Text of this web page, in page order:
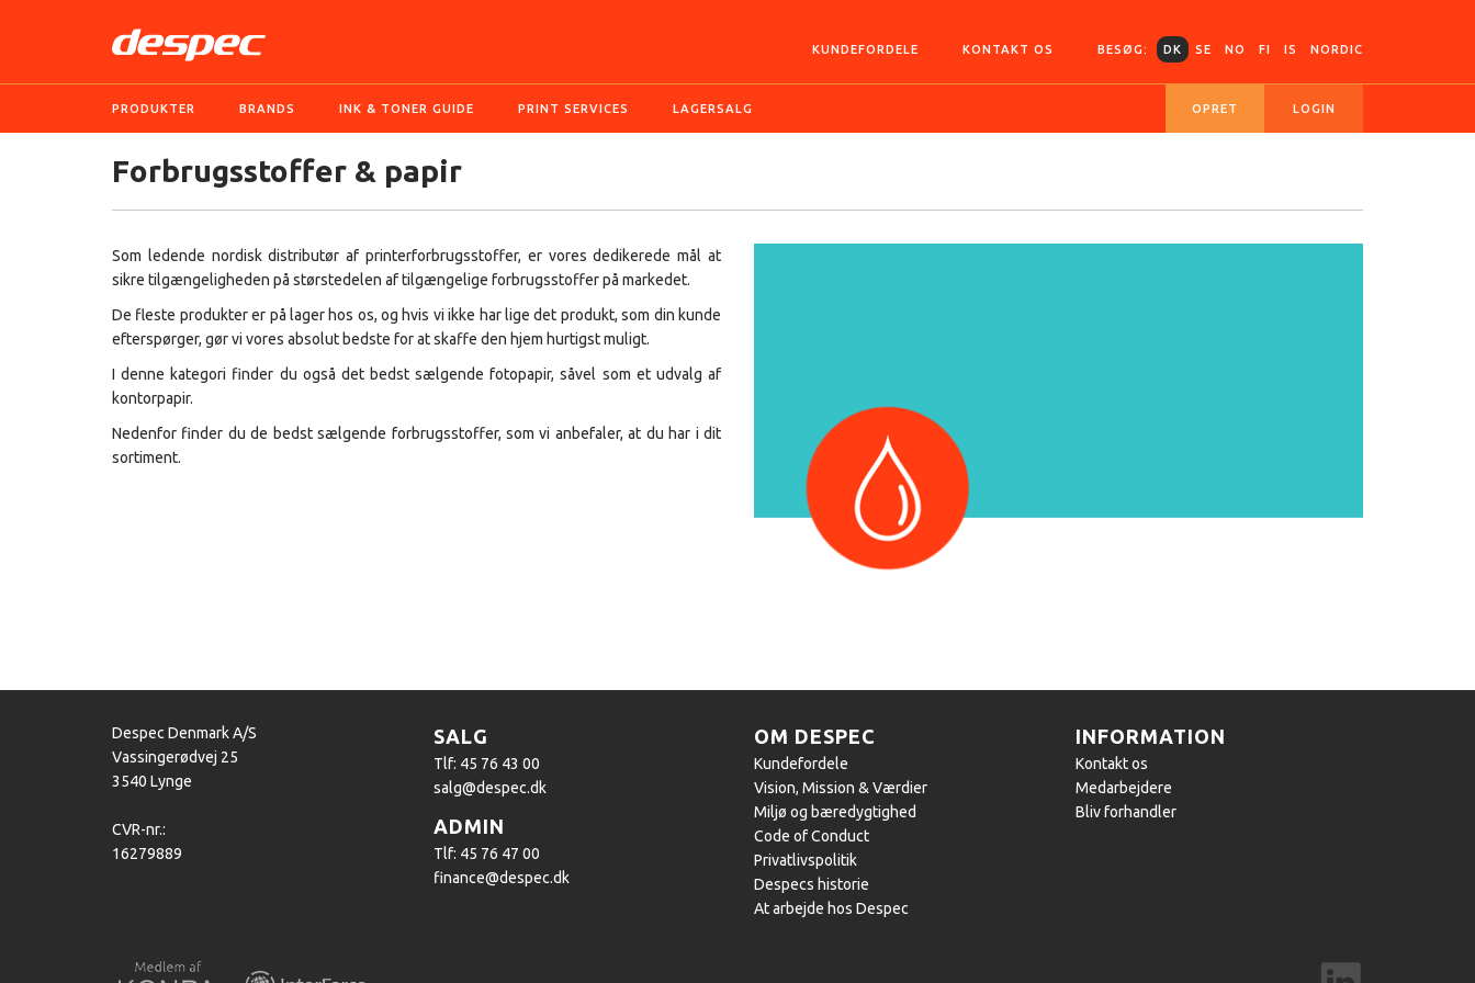
KUNDEFORDELE KONTAKT OS BESØG: DK SE NO FI IS NORDIC
PRODUKTER BRANDS INK & TONER GUIDE PRINT SERVICES LAGERSALG OPRET LOGIN
Forbrugsstoffer & papir
Som ledende nordisk distributør af printerforbrugsstoffer, er vores dedikerede mål at
sikre tilgængeligheden på størstedelen af tilgængelige forbrugsstoffer på markedet.
De fleste produkter er på lager hos os, og hvis vi ikke har lige det produkt, som din kunde
efterspørger, gør vi vores absolut bedste for at skaffe den hjem hurtigst muligt.
I denne kategori finder du også det bedst sælgende fotopapir, såvel som et udvalg af
kontorpapir.
Nedenfor finder du de bedst sælgende forbrugsstoffer, som vi anbefaler, at du har i dit
sortiment.
Despec Denmark A/S
Vassingerødvej 25
3540 Lynge
CVR-nr.:
16279889
SALG
Tlf: 45 76 43 00
salg@despec.dk
ADMIN
Tlf: 45 76 47 00
finance@despec.dk
OM DESPEC
Kundefordele
Vision, Mission & Værdier
Miljø og bæredygtighed
Code of Conduct
Privatlivspolitik
Despecs historie
At arbejde hos Despec
INFORMATION
Kontakt os
Medarbejdere
Bliv forhandler